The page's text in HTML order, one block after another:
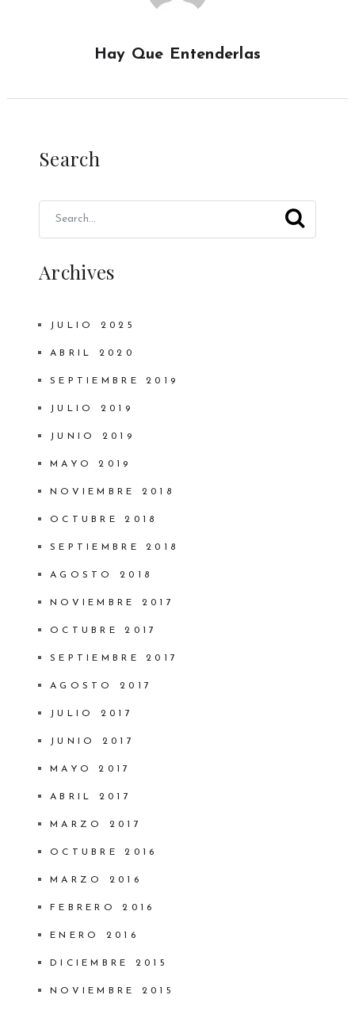
Hay Que Entenderlas
Search
Archives
JULIO 2025
ABRIL 2020
SEPTIEMBRE 2019
JULIO 2019
JUNIO 2019
MAYO 2019
NOVIEMBRE 2018
OCTUBRE 2018
SEPTIEMBRE 2018
AGOSTO 2018
NOVIEMBRE 2017
OCTUBRE 2017
SEPTIEMBRE 2017
AGOSTO 2017
JULIO 2017
JUNIO 2017
MAYO 2017
ABRIL 2017
MARZO 2017
OCTUBRE 2016
MARZO 2016
FEBRERO 2016
ENERO 2016
DICIEMBRE 2015
NOVIEMBRE 2015